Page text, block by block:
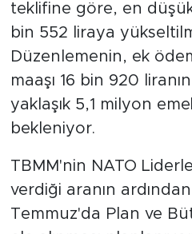
teklifine göre, en düşük
bin 552 liraya
Düzenlemenin, ek
maaşı 16 bin 920
yaklaşık 5,1 milyon
bekleniyor.
TBMM'nin NATO
verdiği aranın
Temmuz'da Plan ve